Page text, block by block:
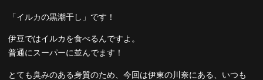
「イルカの黒潮干し」です！
伊豆ではイルカを食べるんですよ。
普通にスーパーに並んでます！
とても臭みのある身質のため、今回は伊東の川奈にある、いつも